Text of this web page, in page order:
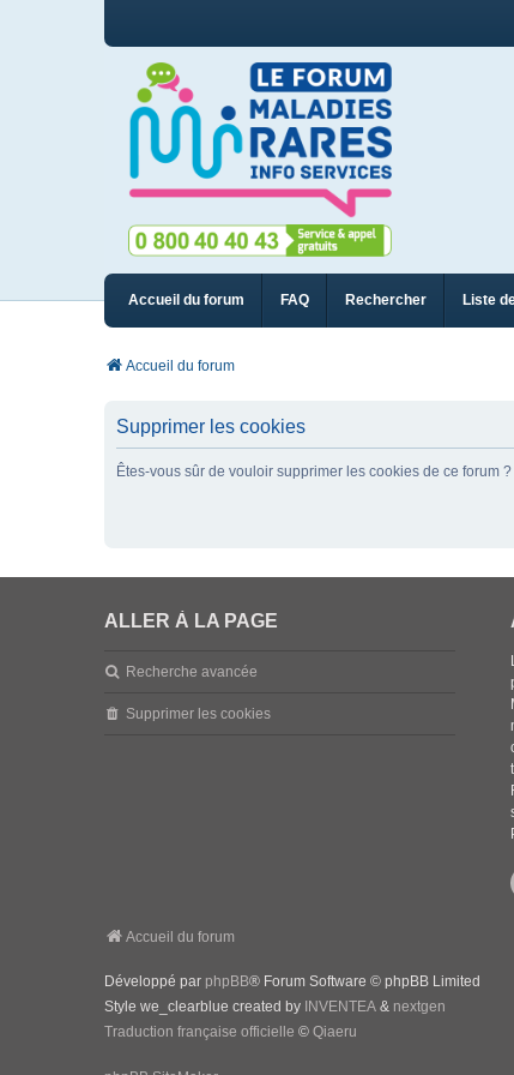
Accueil du forum FAQ Rechercher Liste
Accueil du forum
Supprimer les cookies
Êtes-vous sûr de vouloir supprimer les cookies de ce forum ?
ALLER À LA PAGE
Recherche avancée
Supprimer les cookies
Accueil du forum
Développé par phpBB® Forum Software © phpBB Limited
Style we_clearblue created by INVENTEA & nextgen
Traduction française officielle © Qiaeru